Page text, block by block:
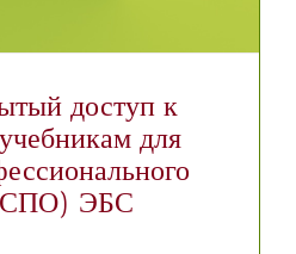
доступ к
для
(СПО) ЭБС